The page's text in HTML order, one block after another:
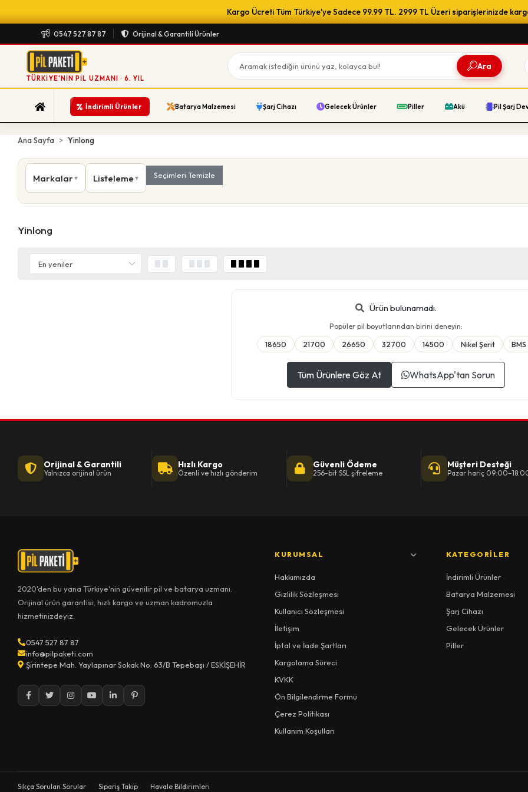
Kargo Ücreti Tüm Türkiye'ye Sadece 99.99 TL. 2999 TL Üzeri siparişlerinizde
0547 527 87 87 Orijinal & Garantili Ürünler
TÜRKIYE'NIN PIL UZMANI · 6. YIL
Ara
% İndirimli Ürünler Batarya Malzemesi Şarj Cihazı Gelecek Ürünler Piller Akü Pil Şarj
Ana Sayfa Yinlong
Markalar Listeleme Seçimleri Temizle
Yinlong
Ürün bulunamadı.
Popüler pil boyutlarından birini deneyin:
18650
21700 26650 32700 14500 Nikel Şerit BMS
Tüm Ürünlere Göz At WhatsApp'tan Sorun
Orijinal & Garantili
Yalnızca orijinal ürün
Hızlı Kargo
Özenli ve hızlı gönderim
Güvenli Ödeme
256-bit SSL şifreleme
Müşteri Desteği
Pazar hariç
2020'den bu yana Türkiye'nin güvenilir pil ve batarya uzmanı.
Orijinal ürün garantisi, hızlı kargo ve uzman kadromuzla
hizmetinizdeyiz.
0547 527 87 87
info@pilpaketi.com
Şirintepe Mah. Yaylapınar Sokak No: 63/B Tepebaşı / ESKİŞEHİR
KURUMSAL
Hakkımızda
Gizlilik Sözleşmesi
Kullanıcı Sözleşmesi
İletişim
İptal ve İade Şartları
Kargolama Süreci
KVKK
Ön Bilgilendirme Formu
Çerez Politikası
Kullanım Koşulları
KATEGORILER
İndirimli Ürünler
Batarya Malzemesi
Şarj Cihazı
Gelecek Ürünler
Piller
Sıkça Sorulan Sorular Sipariş Takip Havale Bildirimleri